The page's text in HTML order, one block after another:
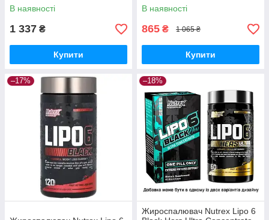
В наявності
1 337 ₴
Купити
В наявності
865 ₴ 1 065 ₴
Купити
–17% –18%
Жироспалювач Nutrex Lipo 6